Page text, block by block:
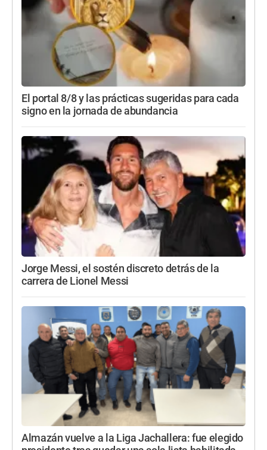
El portal 8/8 y las prácticas sugeridas para cada
signo en la jornada de abundancia
Jorge Messi, el sostén discreto detrás de la
carrera de Lionel Messi
Almazán vuelve a la Liga Jachallera: fue elegido